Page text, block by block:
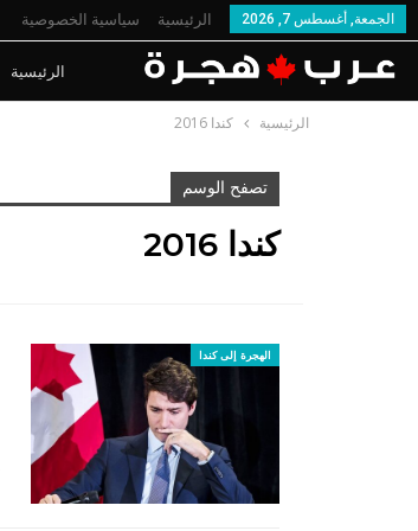
الجمعة, أغسطس 7, 2026 الرئيسية سياسية الخصوصية
الرئيسية
الرئيسية كندا 2016
تصفح الوسم
كندا 2016
الهجرة إلى كندا